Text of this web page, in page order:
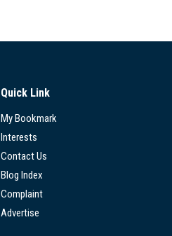
Quick Link
My Bookmark
Interests
Contact Us
Blog Index
Complaint
Advertise